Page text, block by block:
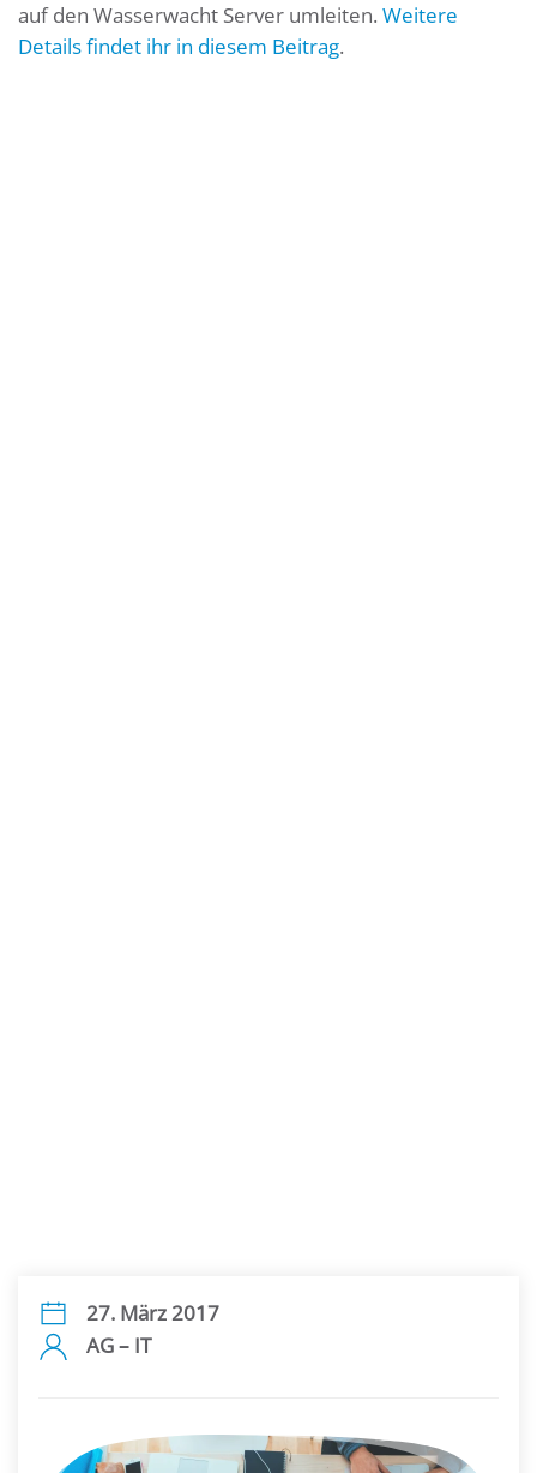
auf den Wasserwacht Server umleiten. Weitere
Details findet ihr in diesem Beitrag.
27. März 2017
AG – IT